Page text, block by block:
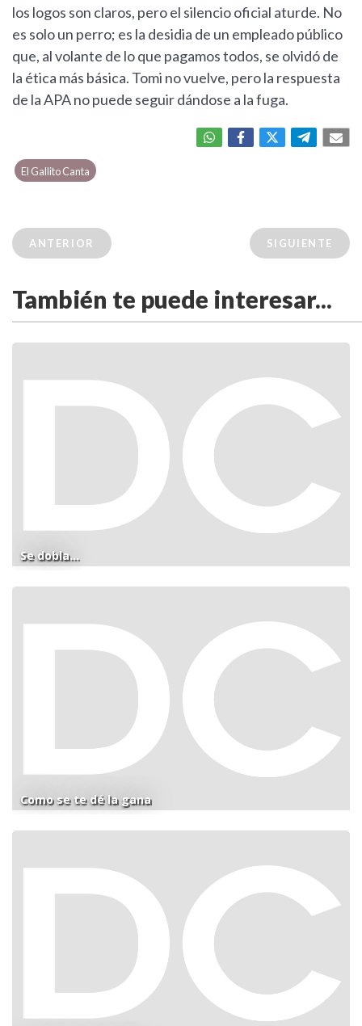
los logos son claros, pero el silencio oficial aturde. No
es solo un perro; es la desidia de un empleado público
que, al volante de lo que pagamos todos, se olvidó de
la ética más básica. Tomi no vuelve, pero la respuesta
de la APA no puede seguir dándose a la fuga.
El Gallito Canta
ANTERIOR SIGUIENTE
También te puede interesar...
Se dobla...
Como se te dé la gana